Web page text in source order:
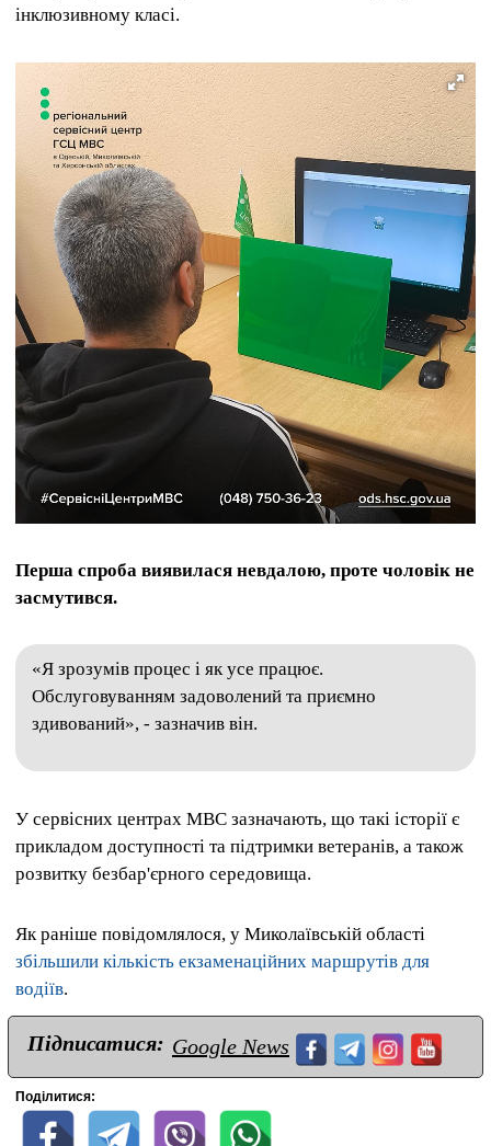
інклюзивному класі.
Перша спроба виявилася невдалою, проте чоловік не
засмутився.
«Я зрозумів процес і як усе працює.
Обслуговуванням задоволений та приємно
здивований», - зазначив він.
У сервісних центрах МВС зазначають, що такі історії є
прикладом доступності та підтримки ветеранів, а також
розвитку безбар'єрного середовища.
Як раніше повідомлялося, у Миколаївській області
збільшили кількість екзаменаційних маршрутів для
водіїв.
Підписатися: Google News
Поділитися: